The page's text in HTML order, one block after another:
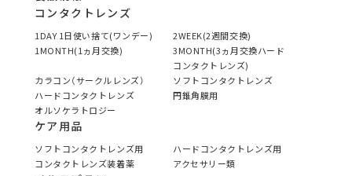
コンタクトレンズ
1DAY 1日使い捨て(ワンデー)
2WEEK(2週間交換)
1MONTH(1ヵ月交換)
3MONTH(3ヵ月交換ハード
コンタクトレンズ)
カラコン（サークルレンズ）
ソフトコンタクトレンズ
ハードコンタクトレンズ
円錐角膜用
オルソケラトロジー
ケア用品
ソフトコンタクトレンズ用
ハードコンタクトレンズ用
コンタクトレンズ装着薬
アクセサリー類